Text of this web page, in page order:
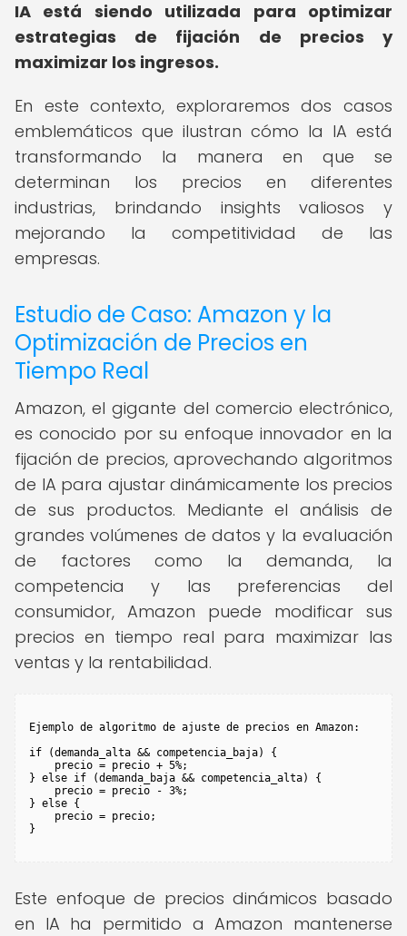
IA está siendo utilizada para optimizar
estrategias de fijación de precios y
maximizar los ingresos.
En este contexto, exploraremos dos casos
emblemáticos que ilustran cómo la IA está
transformando la manera en que se
determinan los precios en diferentes
industrias, brindando insights valiosos y
mejorando la competitividad de las
empresas.
Estudio de Caso: Amazon y la
Optimización de Precios en
Tiempo Real
Amazon, el gigante del comercio electrónico,
es conocido por su enfoque innovador en la
fijación de precios, aprovechando algoritmos
de IA para ajustar dinámicamente los precios
de sus productos. Mediante el análisis de
grandes volúmenes de datos y la evaluación
de factores como la demanda, la
competencia y las preferencias del
consumidor, Amazon puede modificar sus
precios en tiempo real para maximizar las
ventas y la rentabilidad.
Ejemplo de algoritmo de ajuste de precios en Amazon:
if (demanda_alta && competencia_baja) {
    precio = precio + 5%;
} else if (demanda_baja && competencia_alta) {
    precio = precio - 3%;
} else {
    precio = precio;
Este enfoque de precios dinámicos basado
en IA ha permitido a Amazon mantenerse